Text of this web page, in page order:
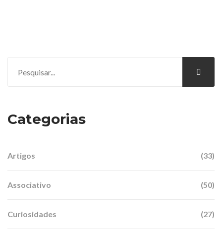
Categorias
Artigos (33)
Associativo (50)
Curiosidades (27)